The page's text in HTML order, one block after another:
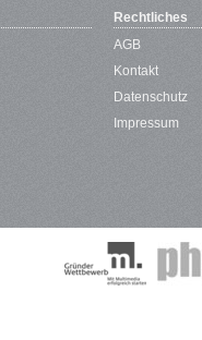
Rechtliches
AGB
Kontakt
Datenschutz
Impressum